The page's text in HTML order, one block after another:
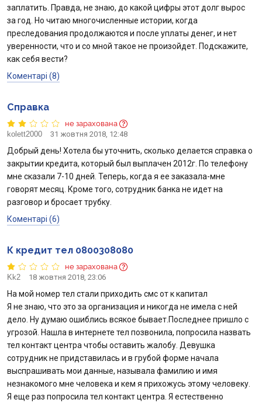
заплатить. Правда, не знаю, до какой цифры этот долг вырос
за год. Но читаю многочисленные истории, когда
преследования продолжаются и после уплаты денег, и нет
уверенности, что и со мной такое не произойдет. Подскажите,
как себя вести?
Коментарі (8)
Справка
не зарахована
kolett2000
31 жовтня 2018, 12:48
Добрый день! Хотела бы уточнить, сколько делается справка о
закрытии кредита, который был выплачен 2012г. По телефону
мне сказали 7-10 дней. Теперь, когда я ее заказала-мне
говорят месяц. Кроме того, сотрудник банка не идет на
разговор и бросает трубку.
Коментарі (6)
К кредит тел 0800308080
не зарахована
Kk2
18 жовтня 2018, 23:06
На мой номер тел стали приходить смс от к капитал
Я не знаю, что это за организация и никогда не имела с ней
дело. Ну думаю ошиблись всякое бывает.Последнее пришло с
угрозой. Нашла в интернете тел позвонила, попросила назвать
тел контакт центра чтобы оставить жалобу. Девушка
сотрудник не придставилась и в грубой форме начала
выспрашивать мои данные, называла фамилию и имя
незнакомого мне человека и кем я прихожусь этому человеку.
Я еще раз попросила тел контакт центра. Я естественно